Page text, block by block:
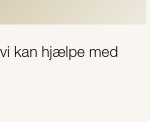
kan hjælpe med